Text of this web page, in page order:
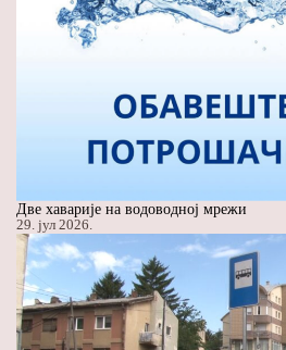
Две хаварије на водоводној мрежи
29. јул 2026.